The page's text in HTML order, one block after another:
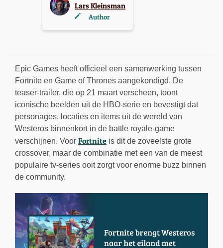
Lars Kleinsman
Author
Epic Games heeft officieel een samenwerking tussen
Fortnite en Game of Thrones aangekondigd. De
teaser-trailer, die op 21 maart verscheen, toont
iconische beelden uit de HBO-serie en bevestigt dat
personages, locaties en items uit de wereld van
Westeros binnenkort in de battle royale-game
verschijnen. Voor Fortnite is dit de zoveelste grote
crossover, maar de combinatie met een van de meest
populaire tv-series ooit zorgt voor enorme buzz binnen
de community.